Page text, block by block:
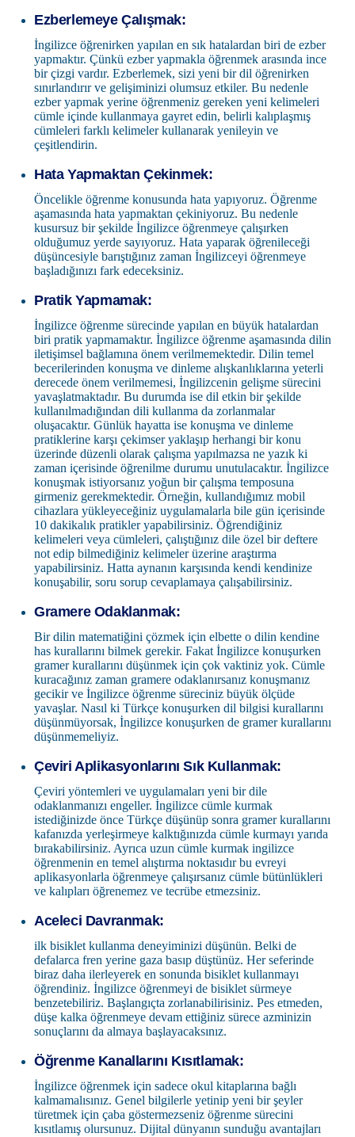
Ezberlemeye Çalışmak:
İngilizce öğrenirken yapılan en sık hatalardan biri de ezber
yapmaktır. Çünkü ezber yapmakla öğrenmek arasında ince
bir çizgi vardır. Ezberlemek, sizi yeni bir dil öğrenirken
sınırlandırır ve gelişiminizi olumsuz etkiler. Bu nedenle
ezber yapmak yerine öğrenmeniz gereken yeni kelimeleri
cümle içinde kullanmaya gayret edin, belirli kalıplaşmış
cümleleri farklı kelimeler kullanarak yenileyin ve
çeşitlendirin.
Hata Yapmaktan Çekinmek:
Öncelikle öğrenme konusunda hata yapıyoruz. Öğrenme
aşamasında hata yapmaktan çekiniyoruz. Bu nedenle
kusursuz bir şekilde İngilizce öğrenmeye çalışırken
olduğumuz yerde sayıyoruz. Hata yaparak öğrenileceği
düşüncesiyle barıştığınız zaman İngilizceyi öğrenmeye
başladığınızı fark edeceksiniz.
Pratik Yapmamak:
İngilizce öğrenme sürecinde yapılan en büyük hatalardan
biri pratik yapmamaktır. İngilizce öğrenme aşamasında dilin
iletişimsel bağlamına önem verilmemektedir. Dilin temel
becerilerinden konuşma ve dinleme alışkanlıklarına yeterli
derecede önem verilmemesi, İngilizcenin gelişme sürecini
yavaşlatmaktadır. Bu durumda ise dil etkin bir şekilde
kullanılmadığından dili kullanma da zorlanmalar
oluşacaktır. Günlük hayatta ise konuşma ve dinleme
pratiklerine karşı çekimser yaklaşıp herhangi bir konu
üzerinde düzenli olarak çalışma yapılmazsa ne yazık ki
zaman içerisinde öğrenilme durumu unutulacaktır. İngilizce
konuşmak istiyorsanız yoğun bir çalışma temposuna
girmeniz gerekmektedir. Örneğin, kullandığımız mobil
cihazlara yükleyeceğiniz uygulamalarla bile gün içerisinde
10 dakikalık pratikler yapabilirsiniz. Öğrendiğiniz
kelimeleri veya cümleleri, çalıştığınız dile özel bir deftere
not edip bilmediğiniz kelimeler üzerine araştırma
yapabilirsiniz. Hatta aynanın karşısında kendi kendinize
konuşabilir, soru sorup cevaplamaya çalışabilirsiniz.
Gramere Odaklanmak:
Bir dilin matematiğini çözmek için elbette o dilin kendine
has kurallarını bilmek gerekir. Fakat İngilizce konuşurken
gramer kurallarını düşünmek için çok vaktiniz yok. Cümle
kuracağınız zaman gramere odaklanırsanız konuşmanız
gecikir ve İngilizce öğrenme süreciniz büyük ölçüde
yavaşlar. Nasıl ki Türkçe konuşurken dil bilgisi kurallarını
düşünmüyorsak, İngilizce konuşurken de gramer kurallarını
düşünmemeliyiz.
Çeviri Aplikasyonlarını Sık Kullanmak:
Çeviri yöntemleri ve uygulamaları yeni bir dile
odaklanmanızı engeller. İngilizce cümle kurmak
istediğinizde önce Türkçe düşünüp sonra gramer kurallarını
kafanızda yerleşirmeye kalktığınızda cümle kurmayı yarıda
bırakabilirsiniz. Ayrıca uzun cümle kurmak ingilizce
öğrenmenin en temel alıştırma noktasıdır bu evreyi
aplikasyonlarla öğrenmeye çalışırsanız cümle bütünlükleri
ve kalıpları öğrenemez ve tecrübe etmezsiniz.
Aceleci Davranmak:
ilk bisiklet kullanma deneyiminizi düşünün. Belki de
defalarca fren yerine gaza basıp düştünüz. Her seferinde
biraz daha ilerleyerek en sonunda bisiklet kullanmayı
öğrendiniz. İngilizce öğrenmeyi de bisiklet sürmeye
benzetebiliriz. Başlangıçta zorlanabilirisiniz. Pes etmeden,
düşe kalka öğrenmeye devam ettiğiniz sürece azminizin
sonuçlarını da almaya başlayacaksınız.
Öğrenme Kanallarını Kısıtlamak:
İngilizce öğrenmek için sadece okul kitaplarına bağlı
kalmamalısınız. Genel bilgilerle yetinip yeni bir şeyler
türetmek için çaba göstermezseniz öğrenme sürecini
kısıtlamış olursunuz. Dijital dünyanın sunduğu avantajları